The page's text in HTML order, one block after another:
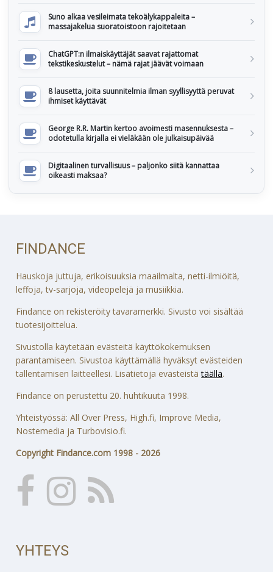
Suno alkaa vesileimata tekoälykappaleita –
massajakelua suoratoistoon rajoitetaan
ChatGPT:n ilmaiskäyttäjät saavat rajattomat
tekstikeskustelut – nämä rajat jäävät voimaan
8 lausetta, joita suunnitelmia ilman syyllisyyttä peruvat
ihmiset käyttävät
George R.R. Martin kertoo avoimesti masennuksesta –
odotetulla kirjalla ei vieläkään ole julkaisupäivää
Digitaalinen turvallisuus – paljonko siitä kannattaa
oikeasti maksaa?
FINDANCE
Hauskoja juttuja, erikoisuuksia maailmalta, netti-ilmiöitä,
leffoja, tv-sarjoja, videopelejä ja musiikkia.
Findance on rekisteröity tavaramerkki. Sivusto voi sisältää
tuotesijoittelua.
Sivustolla käytetään evästeitä käyttökokemuksen
parantamiseen. Sivustoa käyttämällä hyväksyt evästeiden
tallentamisen laitteellesi. Lisätietoja evästeistätäällä.
Findance on perustettu 20. huhtikuuta 1998.
Yhteistyössä: All Over Press, High.fi, Improve Media,
Nostemedia ja Turbovisio.fi.
Copyright Findance.com 1998 - 2026
YHTEYS